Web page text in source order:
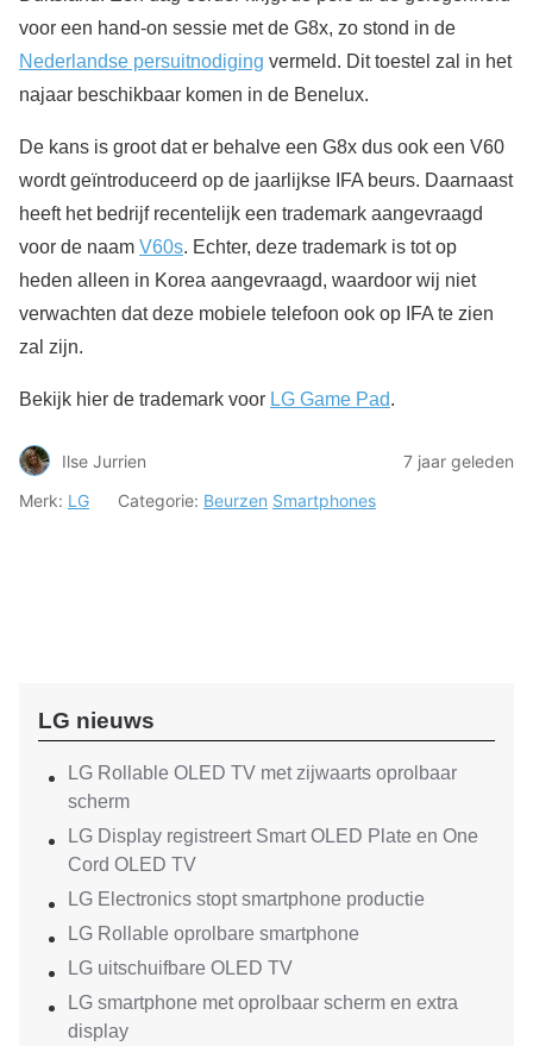
voor een hand-on sessie met de G8x, zo stond in de
Nederlandse persuitnodiging vermeld. Dit toestel zal in het
najaar beschikbaar komen in de Benelux.
De kans is groot dat er behalve een G8x dus ook een V60
wordt geïntroduceerd op de jaarlijkse IFA beurs. Daarnaast
heeft het bedrijf recentelijk een trademark aangevraagd
voor de naam V60s. Echter, deze trademark is tot op
heden alleen in Korea aangevraagd, waardoor wij niet
verwachten dat deze mobiele telefoon ook op IFA te zien
zal zijn.
Bekijk hier de trademark voor LG Game Pad.
Ilse Jurrien
7 jaar geleden
Merk: LG Categorie: Beurzen Smartphones
LG nieuws
LG Rollable OLED TV met zijwaarts oprolbaar
scherm
LG Display registreert Smart OLED Plate en One
Cord OLED TV
LG Electronics stopt smartphone productie
LG Rollable oprolbare smartphone
LG uitschuifbare OLED TV
LG smartphone met oprolbaar scherm en extra
display